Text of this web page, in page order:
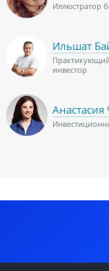
Иллюстратор
Ильшат
инвестор